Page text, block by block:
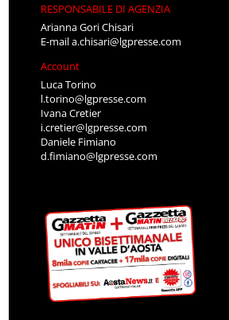
RESPONSABILE DI AGENZIA
Arianna Gori Chisari
E-maila.chisari@lgpresse.com
Account
Luca Torino
l.torino@lgpresse.com
Ivana Cretier
i.cretier@lgpresse.com
Daniele Fimiano
d.fimiano@lgpresse.com